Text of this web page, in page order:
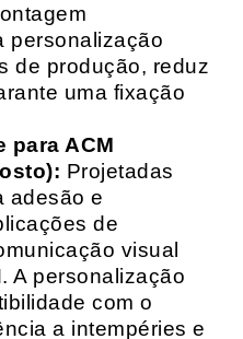
personalização
de produção, reduz
uma fixação
para ACM
Projetadas
adesão e
de
visual
A personalização
com o
a intempéries e